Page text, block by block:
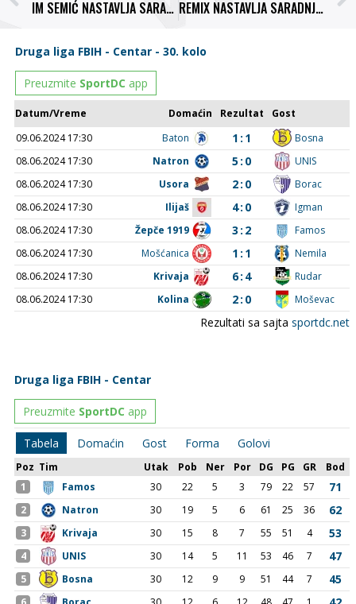
IM SEMIĆ NASTAVLJA SARADNJU SA NK BOSNA REMIX NASTAVLJA SARADNJU SA NK BOSNA